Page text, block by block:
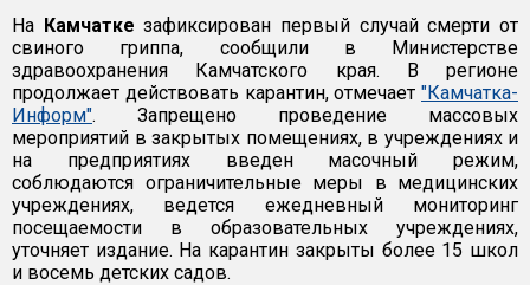
На Камчатке зафиксирован первый случай смерти от
свиного гриппа, сообщили в Министерстве
здравоохранения Камчатского края. В регионе
продолжает действовать карантин, отмечает "Камчатка-
Информ". Запрещено проведение массовых
мероприятий в закрытых помещениях, в учреждениях и
на предприятиях введен масочный режим,
соблюдаются ограничительные меры в медицинских
учреждениях, ведется ежедневный мониторинг
посещаемости в образовательных учреждениях,
уточняет издание. На карантин закрыты более 15 школ
и восемь детских садов.